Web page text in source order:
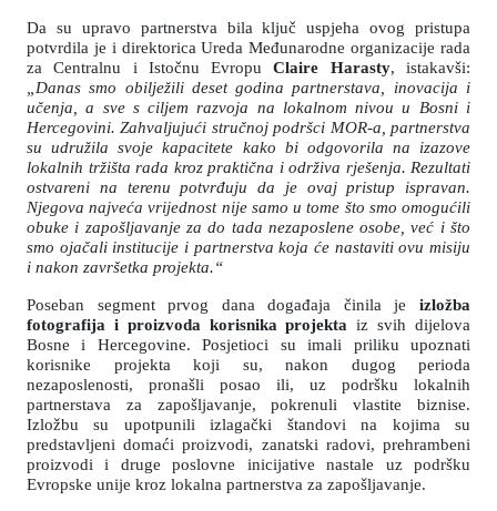
Da su upravo partnerstva bila ključ uspjeha ovog pristupa
potvrdila je i direktorica Ureda Međunarodne organizacije rada
za Centralnu i Istočnu EvropuClaire Harasty, istakavši:
„Danas smo obilježili deset godina partnerstava, inovacija i
učenja, a sve s ciljem razvoja na lokalnom nivou u Bosni i
Hercegovini. Zahvaljujući stručnoj podršci MOR-a, partnerstva
su udružila svoje kapacitete kako bi odgovorila na izazove
lokalnih tržišta rada kroz praktična i održiva rješenja. Rezultati
ostvareni na terenu potvrđuju da je ovaj pristup ispravan.
Njegova najveća vrijednost nije samo u tome što smo omogućili
obuke i zapošljavanje za do tada nezaposlene osobe, već i što
smo ojačali institucije i partnerstva koja će nastaviti ovu misiju
i nakon završetka projekta.“
Poseban segment prvog dana događaja činila je izložba
fotografija i proizvoda korisnika projekta iz svih dijelova
Bosne i Hercegovine. Posjetioci su imali priliku upoznati
korisnike projekta koji su, nakon dugog perioda
nezaposlenosti, pronašli posao ili, uz podršku lokalnih
partnerstava za zapošljavanje, pokrenuli vlastite biznise.
Izložbu su upotpunili izlagački štandovi na kojima su
predstavljeni domaći proizvodi, zanatski radovi, prehrambeni
proizvodi i druge poslovne inicijative nastale uz podršku
Evropske unije kroz lokalna partnerstva za zapošljavanje.